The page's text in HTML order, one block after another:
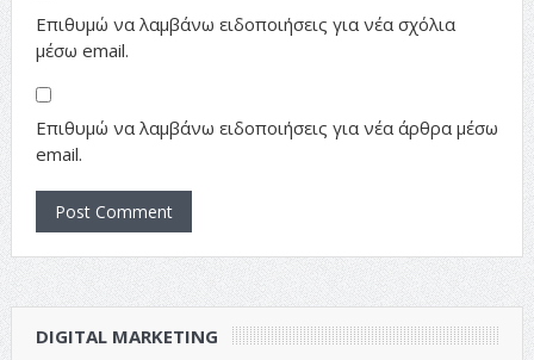
Επιθυμώ να λαμβάνω ειδοποιήσεις για νέα σχόλια
μέσω email.
Επιθυμώ να λαμβάνω ειδοποιήσεις για νέα άρθρα μέσω
email.
DIGITAL MARKETING